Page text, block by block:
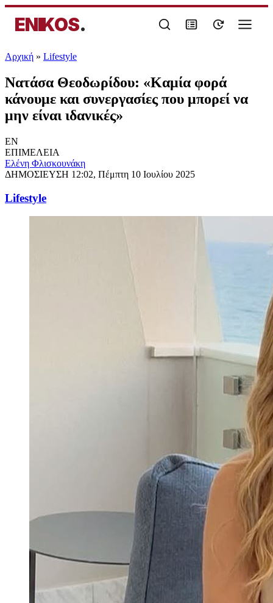
ENIKOS.
Αρχική » Lifestyle
Νατάσα Θεοδωρίδου: «Καμία φορά
κάνουμε και συνεργασίες που μπορεί να
μην είναι ιδανικές»
EN
ΕΠΙΜΕΛΕΙΑ
Ελένη Φλισκουνάκη
ΔΗΜΟΣΙΕΥΣΗ 12:02, Πέμπτη 10 Ιουλίου 2025
Lifestyle